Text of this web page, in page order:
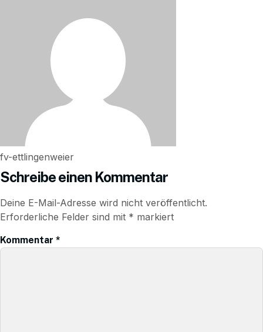
fv-ettlingenweier
Schreibe einen Kommentar
Deine E-Mail-Adresse wird nicht veröffentlicht.
Erforderliche Felder sind mit * markiert
Kommentar *